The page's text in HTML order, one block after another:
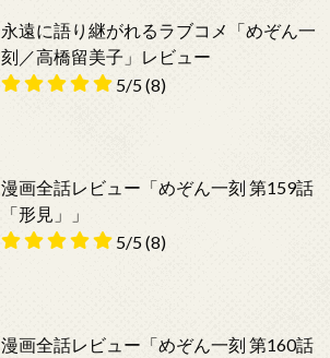
永遠に語り継がれるラブコメ「めぞん一
刻／高橋留美子」レビュー
5/5(8)
漫画全話レビュー「めぞん一刻 第159話
「形見」」
5/5(8)
漫画全話レビュー「めぞん一刻 第160話